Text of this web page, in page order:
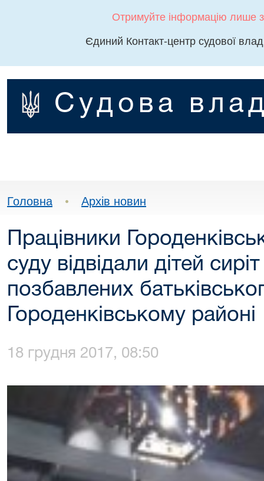
Отримуйте інформацію лише
Єдиний Контакт-центр судової
Судова
Головна • Архів новин
Працівники
суду відвідали дітей
позбавлених
Городенківському районі
18 грудня 2017, 08:50